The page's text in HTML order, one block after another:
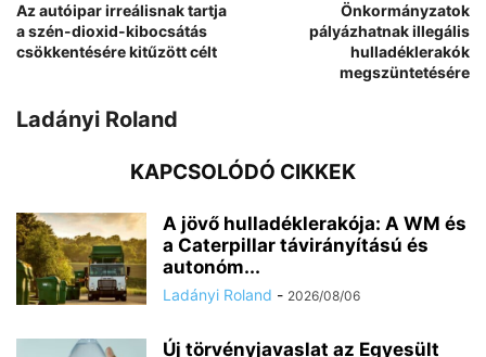
Az autóipar irreálisnak tartja
a szén-dioxid-kibocsátás
csökkentésére kitűzött célt
Önkormányzatok
pályázhatnak illegális
hulladéklerakók
megszüntetésére
Ladányi Roland
KAPCSOLÓDÓ CIKKEK
A jövő hulladéklerakója: A WM és
a Caterpillar távirányítású és
autonóm...
Ladányi Roland - 2026/08/06
Új törvényjavaslat az Egyesült